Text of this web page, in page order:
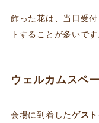
飾った花は、当日受
トすることが多いです
ウェルカムスペ
会場に到着したゲス